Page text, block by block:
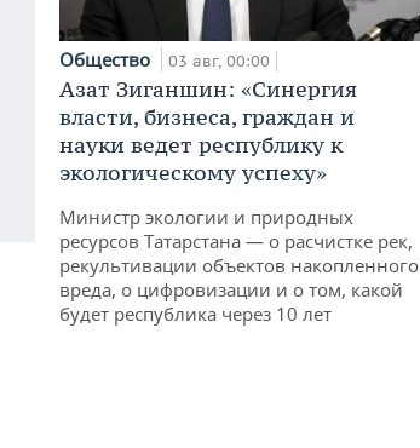
Общество 03 авг, 00:00
Азат Зиганшин: «Синергия
власти, бизнеса, граждан и
науки ведет республику к
экологическому успеху»
Министр экологии и природных
ресурсов Татарстана — о расчистке рек,
рекультивации объектов накопленного
вреда, о цифровизации и о том, какой
будет республика через 10 лет